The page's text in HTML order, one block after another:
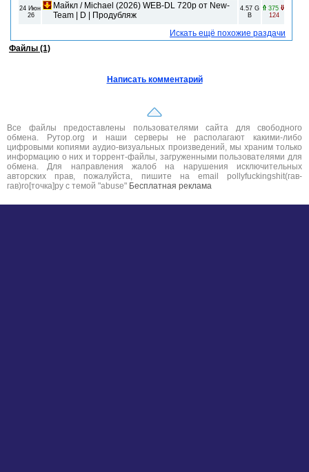
24 Июн
26
Майкл / Michael (2026) WEB-DL 720p от New-
Team | D | Продубляж
4.57 G
B
375
124
Искать ещё похожие раздачи
Файлы (1)
Написать комментарий
Все файлы предоставлены пользователями сайта для свободного
обмена. Рутор.org и наши серверы не располагают какими-либо
цифровыми копиями аудио-визуальных произведений, мы храним только
информацию о них и торрент-файлы, загруженными пользователями для
обмена. Для направления жалоб на нарушения исключительных
авторских прав, пожалуйста, пишите на email pollyfuckingshit(гав-
гав)ro[точка]ру с темой "abuse" Бесплатная реклама